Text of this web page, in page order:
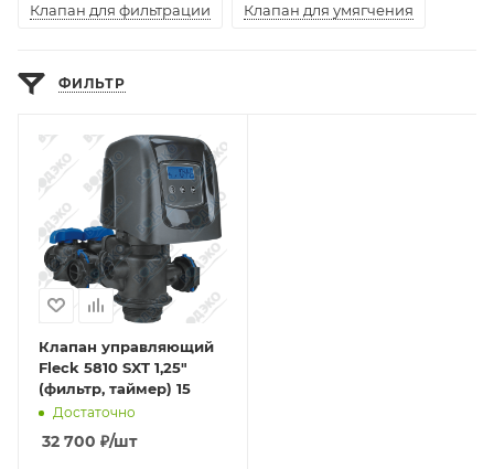
Клапан для фильтрации Клапан для умягчения
ФИЛЬТР
Клапан управляющий
Fleck 5810 SXT 1,25"
(фильтр, таймер) 15
Достаточно
32 700 ₽/шт